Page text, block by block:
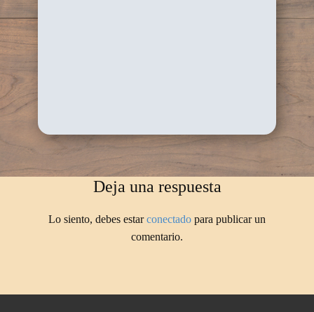
Deja una respuesta
Lo siento, debes estarconectado para publicar un
comentario.